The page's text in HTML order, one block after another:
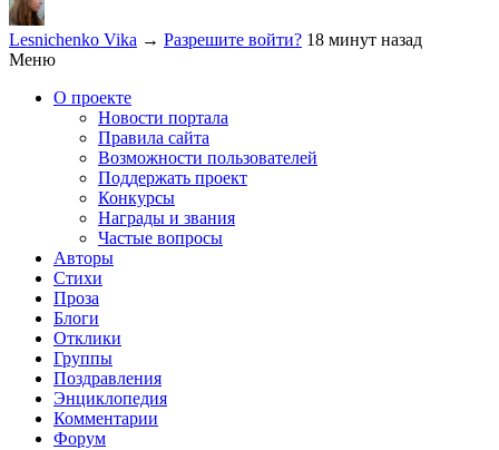
Lesnichenko Vika → Разрешите войти? 18 минут назад
Меню
О проекте
Новости портала
Правила сайта
Возможности пользователей
Поддержать проект
Конкурсы
Награды и звания
Частые вопросы
Авторы
Стихи
Проза
Блоги
Отклики
Группы
Поздравления
Энциклопедия
Комментарии
Форум